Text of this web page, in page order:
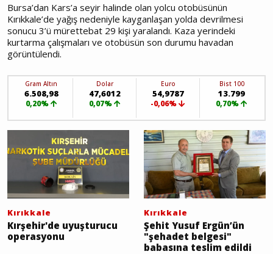
Bursa’dan Kars’a seyir halinde olan yolcu otobüsünün
Kırıkkale’de yağış nedeniyle kayganlaşan yolda devrilmesi
sonucu 3’ü mürettebat 29 kişi yaralandı. Kaza yerindeki
kurtarma çalışmaları ve otobüsün son durumu havadan
görüntülendi.
Gram Altın
6.508,98
0,20%
Dolar
47,6012
0,07%
Euro
54,9787
-0,06%
Bist 100
13.799
0,70%
Kırıkkale
Kırşehir'de uyuşturucu
operasyonu
Kırıkkale
Şehit Yusuf Ergün’ün
"şehadet belgesi"
babasına teslim edildi